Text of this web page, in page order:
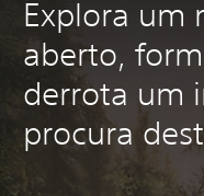
Explora um
aberto,
derrota um
procura